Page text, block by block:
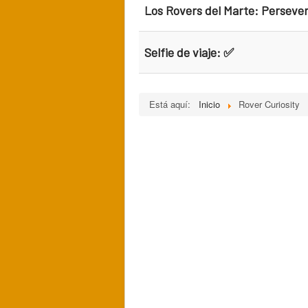
Los Rovers del Marte:
Selfie de viaje: ✅
Está aquí: Inicio Rover Curiosity